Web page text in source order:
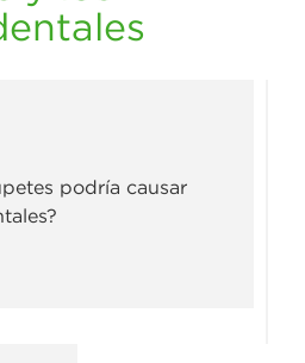
podría causar